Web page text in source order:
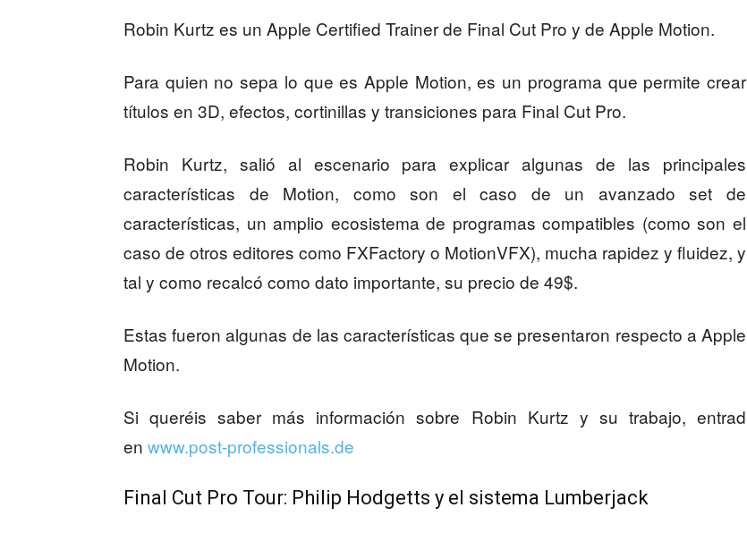
Robin Kurtz es un Apple Certified Trainer de Final Cut Pro y de Apple Motion.
Para quien no sepa lo que es Apple Motion, es un programa que permite crear
títulos en 3D, efectos, cortinillas y transiciones para Final Cut Pro.
Robin Kurtz, salió al escenario para explicar algunas de las principales
características de Motion, como son el caso de un avanzado set de
características, un amplio ecosistema de programas compatibles (como son el
caso de otros editores como FXFactory o MotionVFX), mucha rapidez y fluidez, y
tal y como recalcó como dato importante, su precio de 49$.
Estas fueron algunas de las características que se presentaron respecto a Apple
Motion.
Si queréis saber más información sobre Robin Kurtz y su trabajo, entrad
en www.post-professionals.de
Final Cut Pro Tour: Philip Hodgetts y el sistema Lumberjack